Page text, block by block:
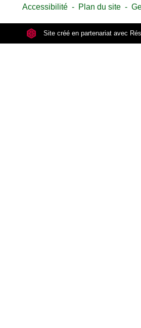
Accessibilité - Plan du site -
Site créé en partenariat avec